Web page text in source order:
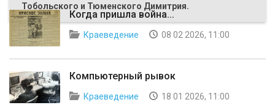
Тобольского и Тюменского Димитрия.
Когда пришла война...
Краеведение 08 02 2026, 11:00
Компьютерный рывок
Краеведение 18 01 2026, 11:00